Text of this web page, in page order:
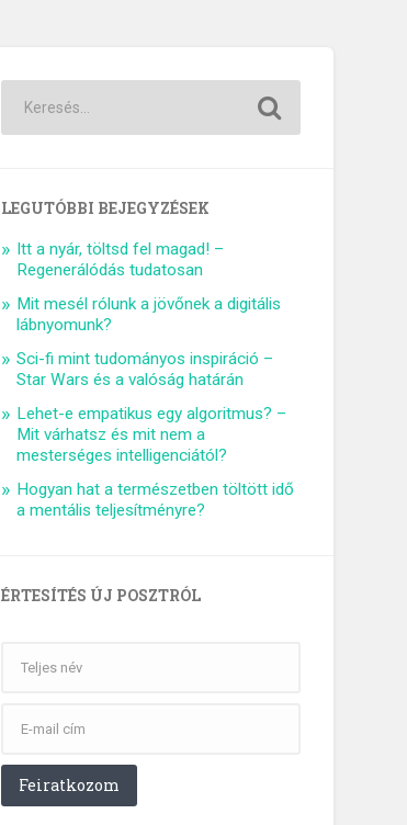
LEGUTÓBBI BEJEGYZÉSEK
Itt a nyár, töltsd fel magad! –
Regenerálódás tudatosan
Mit mesél rólunk a jövőnek a digitális
lábnyomunk?
Sci-fi mint tudományos inspiráció –
Star Wars és a valóság határán
Lehet-e empatikus egy algoritmus? –
Mit várhatsz és mit nem a
mesterséges intelligenciától?
Hogyan hat a természetben töltött idő
a mentális teljesítményre?
ÉRTESÍTÉS ÚJ POSZTRÓL